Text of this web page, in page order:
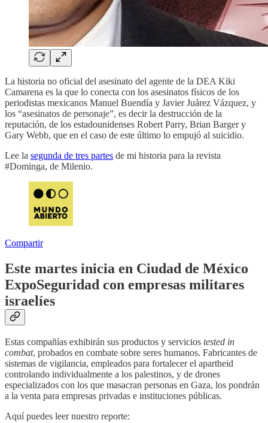
La historia no oficial del asesinato del agente de la DEA Kiki
Camarena es la que lo conecta con los asesinatos físicos de los
periodistas mexicanos Manuel Buendía y Javier Juárez Vázquez, y
los “asesinatos de personaje”, es decir la destrucción de la
reputación, de los estadounidenses Robert Parry, Brian Barger y
Gary Webb, que en el caso de este último lo empujó al suicidio.
Lee la segunda de tres partes de mi historia para la revista
#Dominga, de Milenio.
Compartir
Este martes inicia en Ciudad de México
ExpoSeguridad con empresas militares
israelíes
Estas compañías exhibirán sus productos y servicios tested in
combat, probados en combate sobre seres humanos. Fabricantes de
sistemas de vigilancia, empleados para fortalecer el apartheid
controlando individualmente a los palestinos, y de drones
especializados con los que masacran personas en Gaza, los pondrán
a la venta para empresas privadas e instituciones públicas.
Aquí puedes leer nuestro reporte: